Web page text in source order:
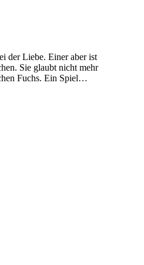
der Liebe. Einer aber ist
Sie glaubt nicht mehr
Fuchs. Ein Spiel